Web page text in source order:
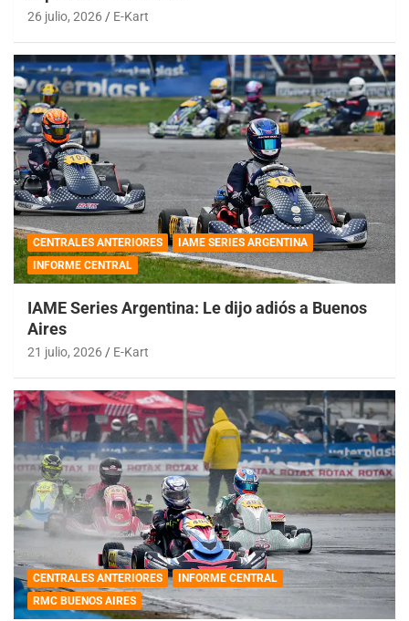
26 julio, 2026 E-Kart
CENTRALES ANTERIORES
IAME SERIES ARGENTINA
INFORME CENTRAL
IAME Series Argentina: Le dijo adiós a Buenos
Aires
21 julio, 2026 E-Kart
CENTRALES ANTERIORES
INFORME CENTRAL
RMC BUENOS AIRES